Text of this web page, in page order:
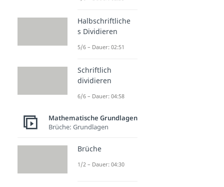
Halbschriftliche
s Dividieren
5/6 – Dauer: 02:51
Schriftlich
dividieren
6/6 – Dauer: 04:58
Mathematische Grundlagen
Brüche: Grundlagen
Brüche
1/2 – Dauer: 04:30